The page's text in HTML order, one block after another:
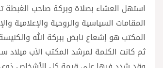
استهل العشاء بصلاة وبركة صاحب الغبطة
المقامات السياسية والروحية والإعلامية
المكتب هو إشعاع نابض ببركة الله
ثم كانت الكلمة لمرشد المكتب الأب ميلاد